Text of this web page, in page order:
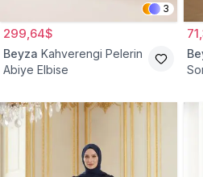
3
299,64$
Beyza Kahverengi Pelerin
Abiye Elbise